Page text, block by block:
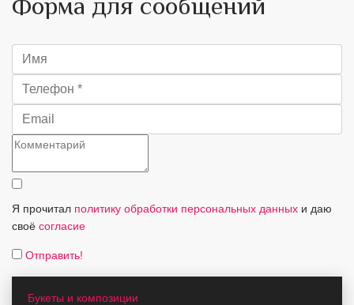
Я прочитал политику обработки персональных данных и даю
своё согласие
Отправить!
Букеты и композиции